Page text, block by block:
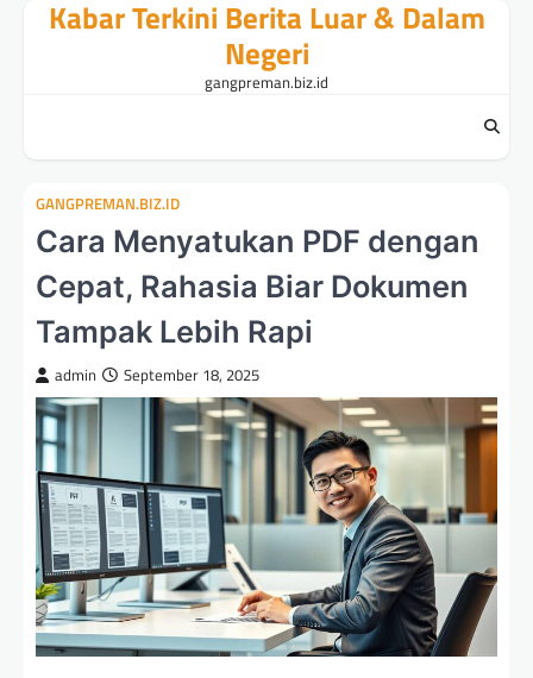
Kabar Terkini Berita Luar & Dalam
Negeri
gangpreman.biz.id
GANGPREMAN.BIZ.ID
Cara Menyatukan PDF dengan
Cepat, Rahasia Biar Dokumen
Tampak Lebih Rapi
admin September 18, 2025